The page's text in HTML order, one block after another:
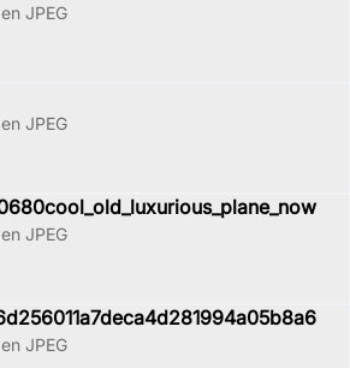
JPEG
JPEG
JPEG
JPEG